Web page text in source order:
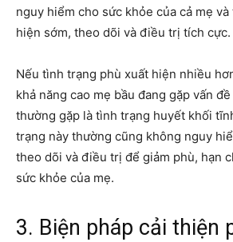
nguy hiểm cho sức khỏe của cả mẹ
hiện sớm, theo dõi và điều trị tích cực.
Nếu tình trạng phù xuất hiện nhiều
khả năng cao mẹ bầu đang gặp vấn
thường gặp là tình trạng huyết khối
trạng này thường cũng không nguy
theo dõi và điều trị để giảm phù, hạn
sức khỏe của mẹ.
3. Biện pháp cải thiện